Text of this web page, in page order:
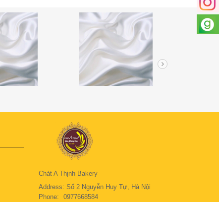
Chát A Thịnh Bakery
Address: Số 2 Nguyễn Huy Tự, Hà Nội
Phone:
0977668584